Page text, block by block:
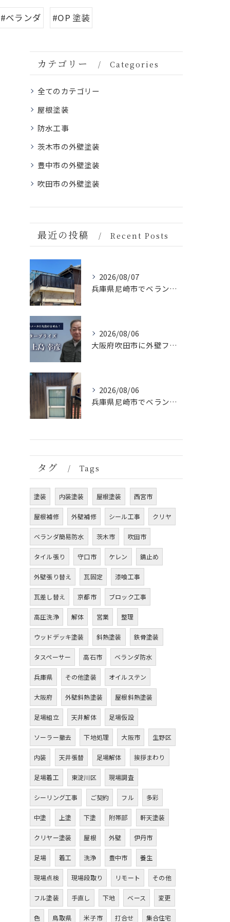
#ベランダ #OP 塗装
カテゴリー Categories
全てのカテゴリー
屋根塗装
防水工事
茨木市の外壁塗装
豊中市の外壁塗装
吹田市の外壁塗装
最近の投稿 Recent Posts
2026/08/07
兵庫県尼崎市でベランダリフォームを完工しました。
2026/08/06
大阪府吹田市に外壁フル塗装､シーリング工事､ベランダ簡易防水工事､エアコン脱却の現地調査に行きました。
2026/08/06
兵庫県尼崎市でベランダリフォームを施工してます。
タグ Tags
塗装 内装塗装 屋根塗装 西宮市
屋根補修 外壁補修 シール工事 クリヤ
ベランダ簡易防水 茨木市 吹田市
タイル張り 守口市 ケレン 錆止め
外壁張り替え 瓦固定 漆喰工事
瓦差し替え 京都市 ブロック工事
高圧洗浄 解体 営業 整理
ウッドデッキ塗装 斜熱塗装 鉄骨塗装
タスペーサー 高石市 ベランダ防水
兵庫県 その他塗装 オイルステン
大阪府 外壁斜熱塗装 屋根斜熱塗装
足場組立 天井解体 足場仮設
ソーラー撤去 下地処理 大阪市 生野区
内装 天井張替 足場解体 挨拶まわり
足場着工 東淀川区 現場調査
シーリング工事 ご契約 フル 多彩
中塗 上塗 下塗 附帯部 軒天塗装
クリヤー塗装 屋根 外壁 伊丹市
足場 着工 洗浄 豊中市 養生
現場点検 現場段取り リモート その他
フル塗装 手直し 下地 ベース 変更
色 鳥取県 米子市 打合せ 集合住宅